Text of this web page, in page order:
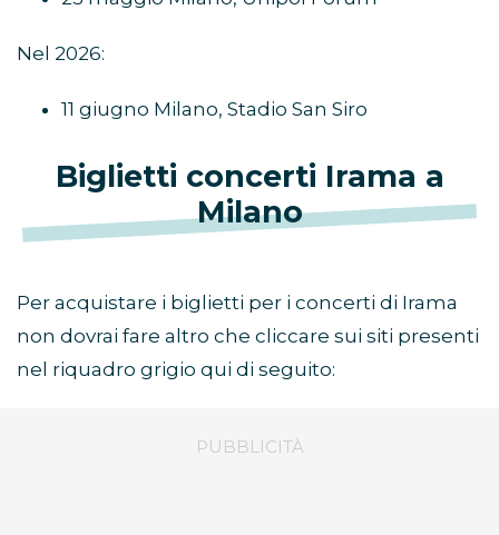
Nel 2026:
11 giugno Milano, Stadio San Siro
Biglietti concerti Irama a
Milano
Per acquistare i biglietti per i concerti di Irama
non dovrai fare altro che cliccare sui siti presenti
nel riquadro grigio qui di seguito: